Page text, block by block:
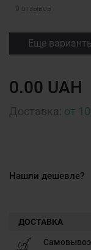
0 отзывов
Еще
0.00 UAH
от
Нашли дешевле?
ДОСТАВКА
Самовывоз